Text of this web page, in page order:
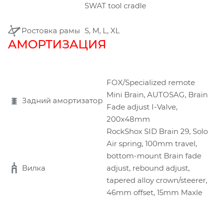
SWAT tool cradle
Ростовка рамы S, M, L, XL
АМОРТИЗАЦИЯ
Задний амортизатор
FOX/Specialized remote
Mini Brain, AUTOSAG, Brain
Fade adjust I-Valve,
200x48mm
Вилка
RockShox SID Brain 29, Solo
Air spring, 100mm travel,
bottom-mount Brain fade
adjust, rebound adjust,
tapered alloy crown/steerer,
46mm offset, 15mm Maxle